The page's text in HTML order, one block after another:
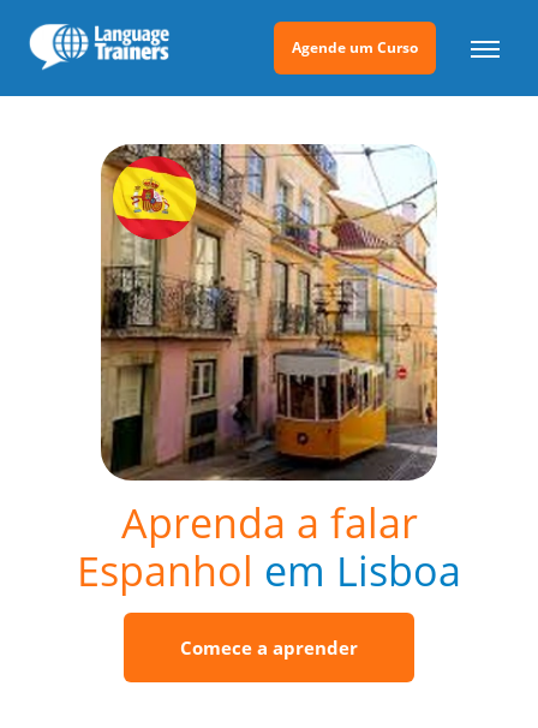
Agende um Curso
Aprenda a falar
Espanhol em Lisboa
Comece a aprender